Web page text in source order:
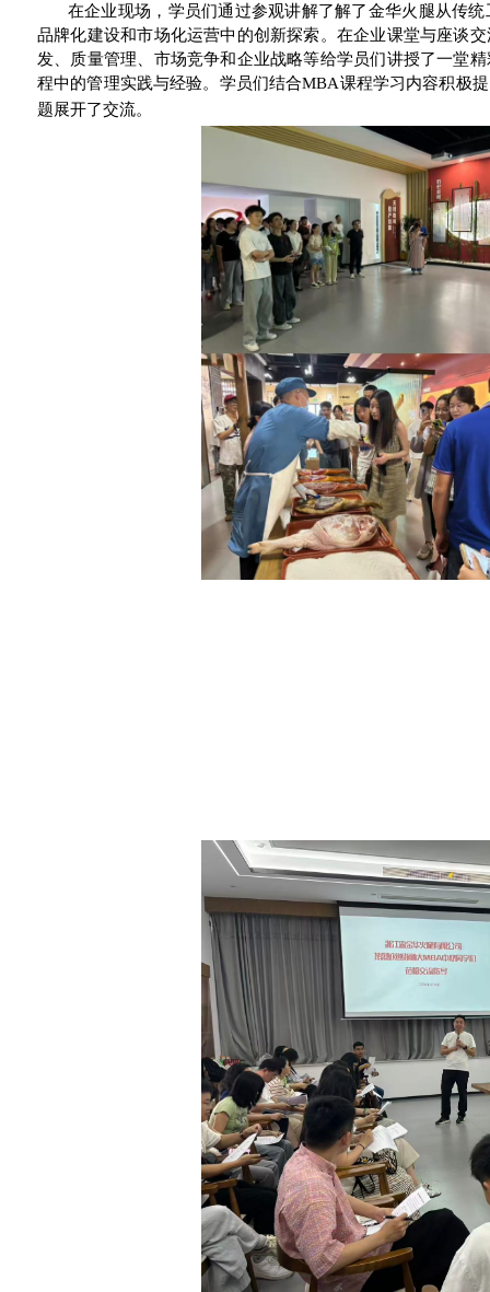
在企业现场，学员们通过参观讲解了解了金华火腿从传
品牌化建设和市场化运营中的创新探索。在企业课堂与座谈
发、质量管理、市场竞争和企业战略等给学员们讲授了一堂
程中的管理实践与经验。学员们结合MBA课程学习内容积极
题展开了交流。